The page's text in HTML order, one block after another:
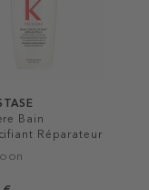
Bain
Réparateur